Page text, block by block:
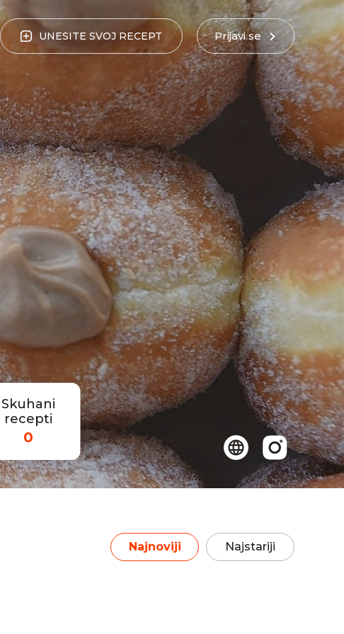
UNESITE SVOJ RECEPT Prijavi se
Skuhani
recepti
0
Najnoviji Najstariji